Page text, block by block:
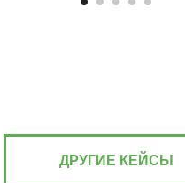
ДРУГИЕ КЕЙСЫ